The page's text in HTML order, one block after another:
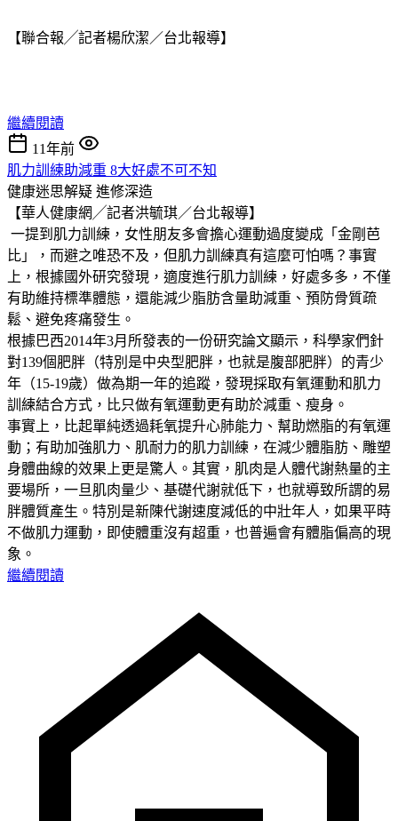
【聯合報╱記者楊欣潔／台北報導】
繼續閱讀
11年前
肌力訓練助減重 8大好處不可不知
健康迷思解疑 進修深造
【華人健康網╱記者洪毓琪／台北報導】
一提到肌力訓練，女性朋友多會擔心運動過度變成「金剛芭
比」，而避之唯恐不及，但肌力訓練真有這麼可怕嗎？事實
上，根據國外研究發現，適度進行肌力訓練，好處多多，不僅
有助維持標準體態，還能減少脂肪含量助減重、預防骨質疏
鬆、避免疼痛發生。
根據巴西2014年3月所發表的一份研究論文顯示，科學家們針
對139個肥胖（特別是中央型肥胖，也就是腹部肥胖）的青少
年（15-19歲）做為期一年的追蹤，發現採取有氧運動和肌力
訓練結合方式，比只做有氧運動更有助於減重、瘦身。
事實上，比起單純透過耗氧提升心肺能力、幫助燃脂的有氧運
動；有助加強肌力、肌耐力的肌力訓練，在減少體脂肪、雕塑
身體曲線的效果上更是驚人。其實，肌肉是人體代謝熱量的主
要場所，一旦肌肉量少、基礎代謝就低下，也就導致所謂的易
胖體質產生。特別是新陳代謝速度減低的中壯年人，如果平時
不做肌力運動，即使體重沒有超重，也普遍會有體脂偏高的現
象。
繼續閱讀